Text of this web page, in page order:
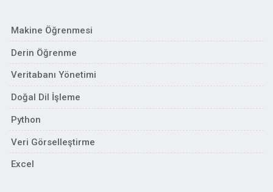
Makine Öğrenmesi
Derin Öğrenme
Veritabanı Yönetimi
Doğal Dil İşleme
Python
Veri Görselleştirme
Excel